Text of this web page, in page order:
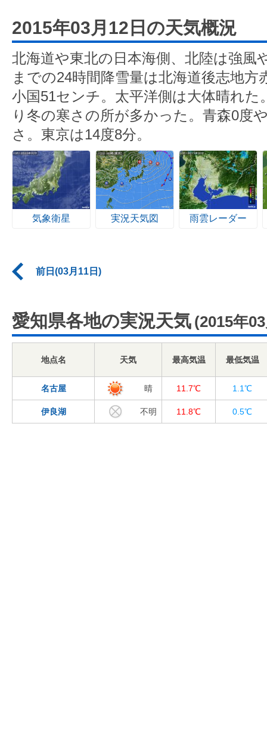
2015年03月12日の天気概況
北海道や東北の日本海側、北陸は強風
までの24時間降雪量は北海道後志地方
小国51センチ。太平洋側は大体晴れた
り冬の寒さの所が多かった。青森0度
さ。東京は14度8分。
気象衛星 実況天気図 雨雲レーダー
前日(03月11日)
愛知県各地の実況天気 (2015年
地点名 天気 最高気温 最低気温
名古屋 晴 11.7℃ 1.1℃
伊良湖 不明 11.8℃ 0.5℃